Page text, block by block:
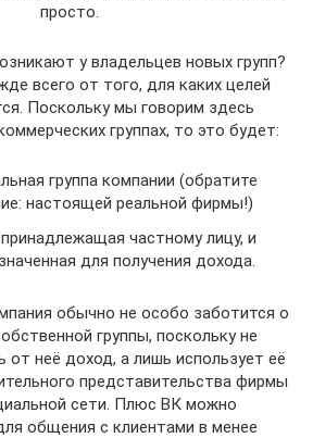
просто.
у владельцев новых групп?
всего от того, для каких целей
Поскольку мы говорим здесь
группах, то это будет:
группа компании (обратите
настоящей реальной фирмы!)
принадлежащая частному лицу, и
для получения дохода.
обычно не особо заботится о
группы, поскольку не
от неё доход, а лишь использует её
представительства фирмы
сети. Плюс ВК можно
общения с клиентами в менее